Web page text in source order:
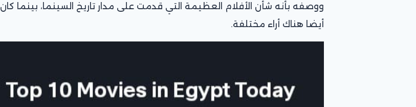
ووصفه بأنه شأن الأفلام العظيمة التي قدمت على مدار تاريخ السينما، بينما كان
أيضا هناك أراء مختلفة.